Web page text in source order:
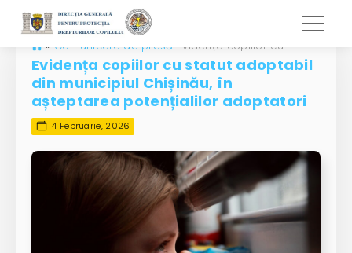
» Comunicate de presă Evidența copiilor cu statut adoptabil din municipiul Chișinău, în așteptarea potențialilor adoptatori
Evidența copiilor cu statut adoptabil
din municipiul Chișinău, în
așteptarea potențialilor adoptatori
4 Februarie, 2026